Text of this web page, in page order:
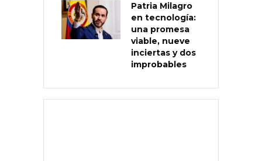
Patria Milagro
en tecnología:
una promesa
viable, nueve
inciertas y dos
improbables